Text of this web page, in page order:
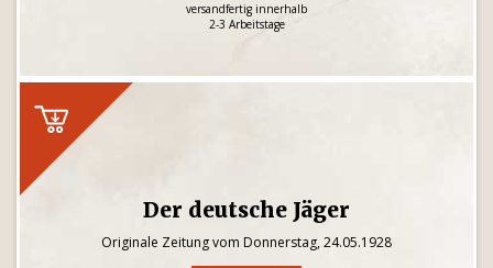
versandfertig innerhalb
2-3 Arbeitstage
Der deutsche Jäger
Originale Zeitung vom Donnerstag, 24.05.1928